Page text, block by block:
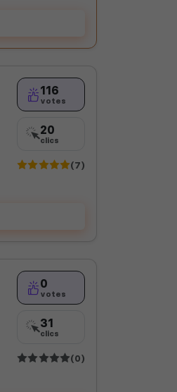
116
votes
20
clics
(7)
0
votes
31
clics
(0)